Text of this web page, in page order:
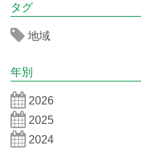
タグ
地域
年別
2026
2025
2024